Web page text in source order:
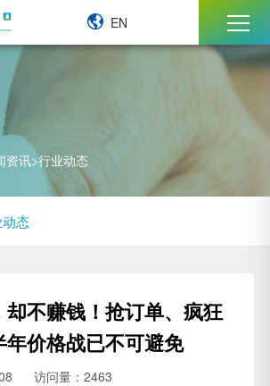
EN
资讯>行业动态
态
不赚钱！抢订单、疯狂
年价格战已不可避免
访问量：2463